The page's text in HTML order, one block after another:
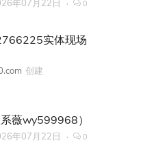
年07月22日 0
实体现场
创建
薇wy599968）
年07月22日 0